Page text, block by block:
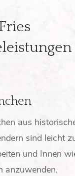
aus
sind leicht
und Innen
anzuwenden.